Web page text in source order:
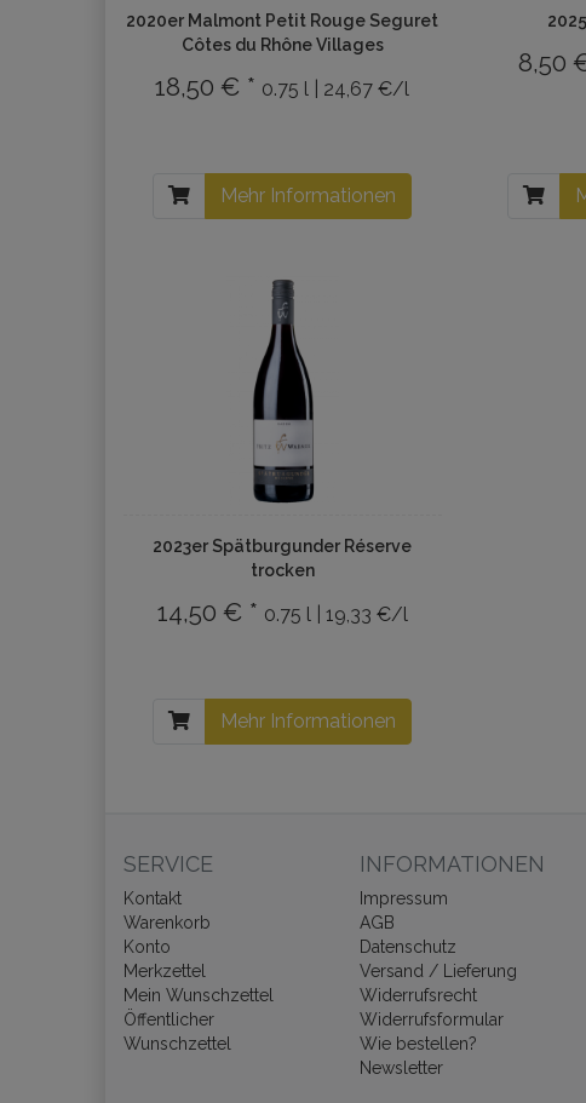
2020er Malmont Petit Rouge Seguret
Côtes du Rhône Villages
18,50 € * 0.75 l | 24,67 €/l
Mehr Informationen
8,50
2023er Spätburgunder Réserve
trocken
14,50 € * 0.75 l | 19,33 €/l
Mehr Informationen
SERVICE
Kontakt
Warenkorb
Konto
Merkzettel
Mein Wunschzettel
Öffentlicher
Wunschzettel
INFORMATIONEN
Impressum
AGB
Datenschutz
Versand / Lieferung
Widerrufsrecht
Widerrufsformular
Wie bestellen?
Newsletter